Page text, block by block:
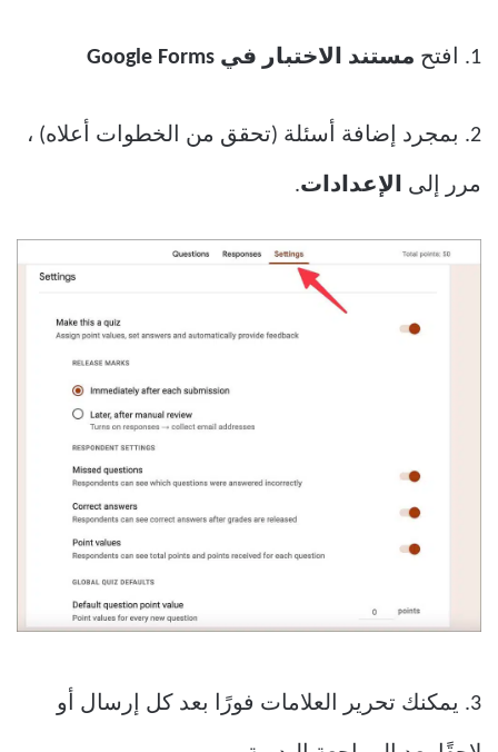
1. افتح مستند الاختبار في Google Forms
2. بمجرد إضافة أسئلة (تحقق من الخطوات أعلاه) ،
مرر إلى الإعدادات.
3. يمكنك تحرير العلامات فورًا بعد كل إرسال أو